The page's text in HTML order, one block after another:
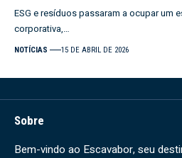
ESG e resíduos passaram a ocupar um
corporativa,…
NOTÍCIAS 15 DE ABRIL DE 2026
Sobre
Bem-vindo ao Escavabor, seu